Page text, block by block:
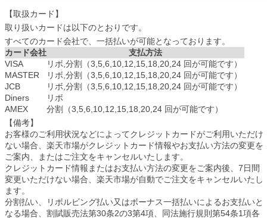
【取扱カード】
取り扱いカードは以下のとおりです。
すべてのカード会社で、一括払いが可能となっております。
カード会社
支払方法
VISA
リボ,分割（3,5,6,10,12,15,18,20,24 回が可能です）
MASTER
リボ,分割（3,5,6,10,12,15,18,20,24 回が可能です）
JCB
リボ,分割（3,5,6,10,12,15,18,20,24 回が可能です）
Diners
リボ
AMEX
分割（3,5,6,10,12,15,18,20,24 回が可能です）
【備考】
お客様のご利用状況などによってクレジットカードがご利用いただけ
ない場合、楽天市場がクレジットカード情報やお支払い方法の変更を
ご案内、またはご注文をキャンセルいたします。
クレジットカード情報またはお支払い方法の変更をご案内後、7日間
変更いただけない場合、楽天市場が自動でご注文をキャンセルいたし
ます。
分割払い、リボルビング払い又はボーナス一括払いによるお支払いと
なる場合、割賦販売法第30条2の3第4項、同法施行規則第54条1項各